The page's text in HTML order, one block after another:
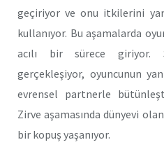
geçiriyor ve onu itkilerini
kullanıyor. Bu aşamalarda
acılı bir sürece giriyor.
gerçekleşiyor, oyuncunun
evrensel partnerle
Zirve aşamasında dünyevi
bir kopuş yaşanıyor.